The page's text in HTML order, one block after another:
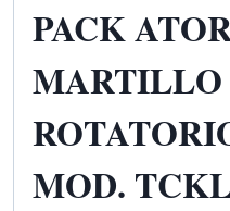
PACK
MARTILLO
MOD.